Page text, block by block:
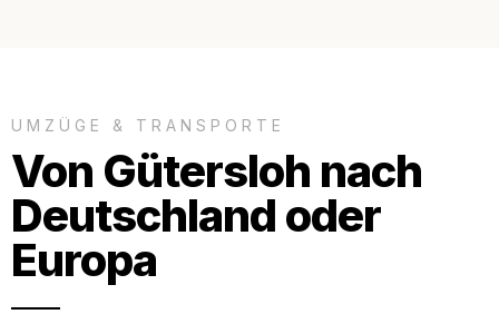
UMZÜGE & TRANSPORTE
Von Gütersloh nach
Deutschland oder
Europa